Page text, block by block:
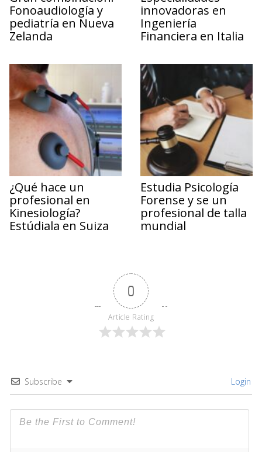
Fonoaudiología y
pediatría en Nueva
Zelanda
innovadoras en
Ingeniería
Financiera en Italia
¿Qué hace un
profesional en
Kinesiología?
Estúdiala en Suiza
Estudia Psicología
Forense y se un
profesional de talla
mundial
0
Article Rating
Subscribe Login